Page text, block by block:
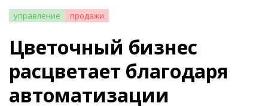
Читайте, как цветочный магазин "Poczuj" радует
клиентов отличным сервисом благодаря слаженным
управление продажи
Цветочный бизнес
расцветает благодаря
автоматизации